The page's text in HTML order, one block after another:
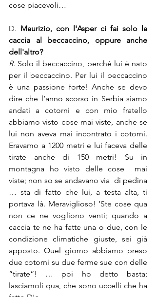
cose piacevoli…
D. Maurizio, con l'Asper ci fai solo la
caccia al beccaccino, oppure anche
dell'altro?
R. Solo il beccaccino, perché lui è nato
per il beccaccino. Per lui il beccaccino
è una passione forte! Anche se devo
dire che l’anno scorso in Serbia siamo
andati a cotorni e con mio fratello
abbiamo visto cose mai viste, anche se
lui non aveva mai incontrato i cotorni.
Eravamo a 1200 metri e lui faceva delle
tirate anche di 150 metri! Su in
montagna ho visto delle cose  mai
viste; non so se andavano via  di pedina
… sta di fatto che lui, a testa alta, ti
portava là. Meraviglioso! ‘Ste cose qua
non ce ne vogliono venti; quando a
caccia te ne ha fatte una o due, con le
condizione climatiche giuste, sei già
apposto. Quel giorno abbiamo preso
due cotorni su due ferme sue con delle
“tirate”! … poi ho detto basta;
lasciamoli qua, che sono uccelli che ha